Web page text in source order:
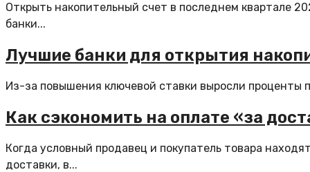
Открыть накопительный счет в последнем квартале
банки...
Лучшие банки для открытия
Из-за повышения ключевой ставки выросли проценты
Как сэкономить на оплате «за
Когда условный продавец и покупатель товара
доставки, в...